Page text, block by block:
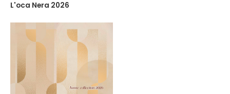
L'oca Nera 2026